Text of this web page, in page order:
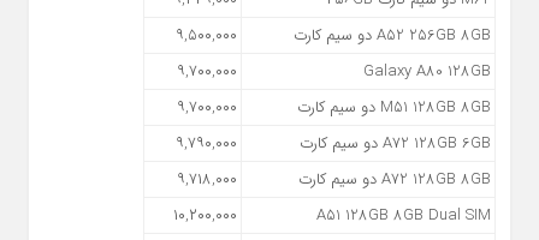
A52 256GB 8GB دو سیم کارت
۹,۵۰۰,۰۰۰
Galaxy A80 128GB
۹,۷۰۰,۰۰۰
M51 128GB 8GB دو سیم کارت
۹,۷۰۰,۰۰۰
A72 128GB 6GB دو سیم کارت
۹,۷۹۰,۰۰۰
A72 128GB 8GB دو سیم کارت
۹,۷۱۸,۰۰۰
A51 128GB 8GB Dual SIM
۱۰,۲۰۰,۰۰۰